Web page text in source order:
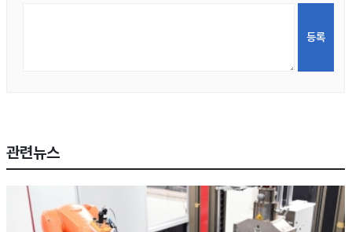
관련뉴스